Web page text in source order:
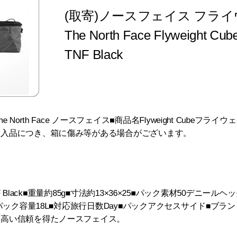
(取寄)ノースフェイス フラ
The North Face Flyweight
TNF Black
North Face ノースフェイス■商品名Flyweight Cubeフライウ
品につき、箱に傷み等がある場合がございます。
重量約85g■寸法約13×36×25■パック素材50デニールヘ
ック容量18L■対応旅行日数Day■パックアクセスサイド■ブラ
い信頼を得たノースフェイス。